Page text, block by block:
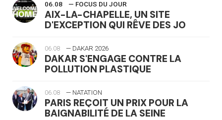
06.08 — FOCUS DU JOUR
AIX-LA-CHAPELLE, UN SITE
D'EXCEPTION QUI RÊVE DES JO
06.08 — DAKAR 2026
DAKAR S'ENGAGE CONTRE LA
POLLUTION PLASTIQUE
06.08 — NATATION
PARIS REÇOIT UN PRIX POUR LA
BAIGNABILITÉ DE LA SEINE